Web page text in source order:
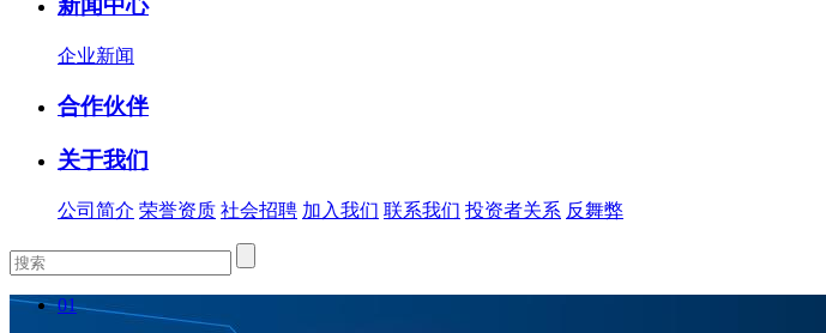
新闻中心
企业新闻
合作伙伴
关于我们
公司简介 荣誉资质 社会招聘 加入我们 联系我们 投资者关系 反舞弊
01